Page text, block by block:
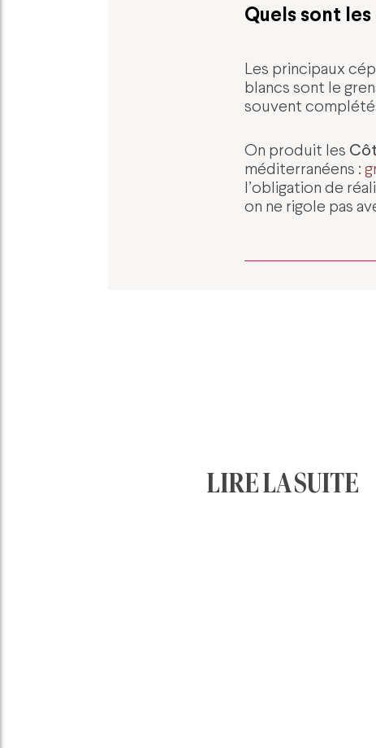
Quels sont les
Les principaux
blancs sont le
souvent
On produit les
méditerranéens :
l’obligation de
on ne rigole pas
climatique va tuer
LIRE LA SUITE